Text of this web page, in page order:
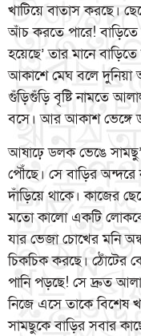
খাটিয়ে বাতাস করছে।
আঁচ করতে পারে!
হয়েছে’ তার মানে
আকাশে মেঘ বলে দুনিয়া
গুঁড়িগুঁড়ি বৃষ্টি নামতে
বসে। আর আকাশ ভেঙ্গে
আষাঢ়ে ডলক ভেঙে
পৌঁছে। সে বাড়ির
দাঁড়িয়ে থাকে। কাজের
মতো কালো একটি
যার ভেজা চোখের মনি
চিকচিক করছে। ঠোঁটের
পানি পড়ছে! সে দ্রুত
নিজে এসে তাকে বিশেষ
সামছুকে বাড়ির সবার